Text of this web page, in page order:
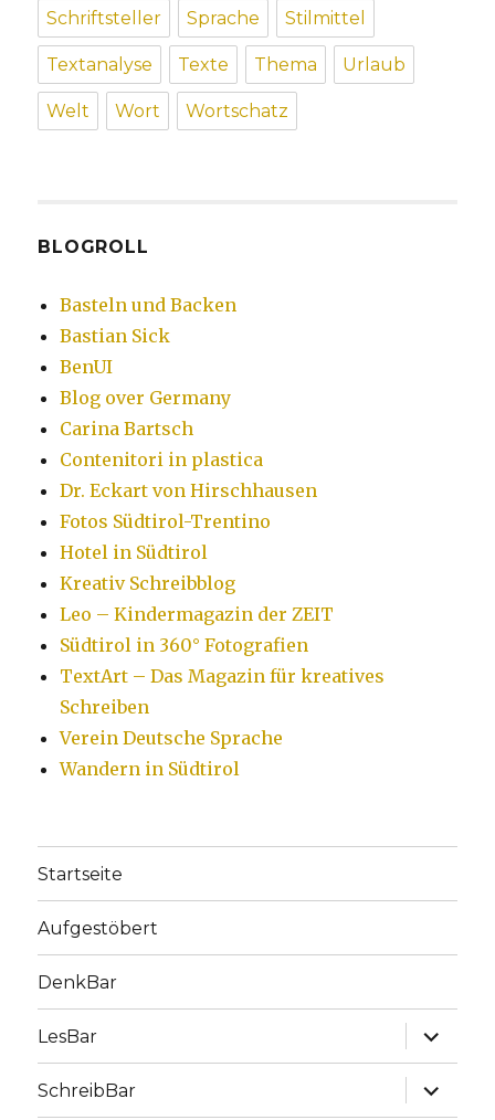
Schriftsteller Sprache Stilmittel
Textanalyse Texte Thema Urlaub
Welt Wort Wortschatz
BLOGROLL
Basteln und Backen
Bastian Sick
BenUI
Blog over Germany
Carina Bartsch
Contenitori in plastica
Dr. Eckart von Hirschhausen
Fotos Südtirol-Trentino
Hotel in Südtirol
Kreativ Schreibblog
Leo – Kindermagazin der ZEIT
Südtirol in 360° Fotografien
TextArt – Das Magazin für kreatives
Schreiben
Verein Deutsche Sprache
Wandern in Südtirol
Startseite
Aufgestöbert
DenkBar
LesBar
SchreibBar